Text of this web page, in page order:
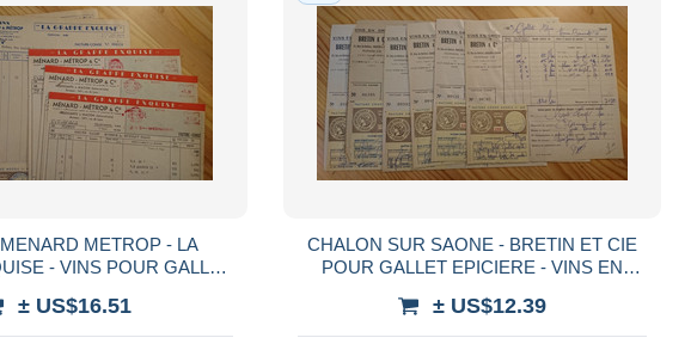
METROP - LA
- VINS POUR GALLET
ANNEES 1950
± US$16.51
CHALON SUR SAONE - BRETIN ET CIE
POUR GALLET EPICIERE - VINS EN
1950
± US$12.39